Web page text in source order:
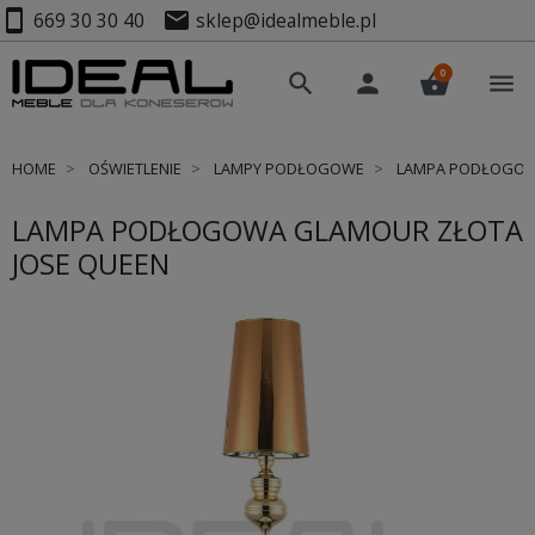
smartphone 669 30 30 40 mail sklep@idealmeble.pl
search person shopping_basket
0 menu
HOME OŚWIETLENIE LAMPY PODŁOGOWE LAMPA
LAMPA PODŁOGOWA GLAMOUR ZŁOTA
JOSE QUEEN